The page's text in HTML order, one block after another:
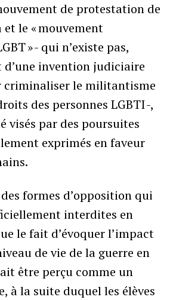
de protestation de
et le « mouvement
» - qui n’existe pas,
d’une invention judiciaire
criminaliser le militantisme
des personnes LGBTI -,
visés par des poursuites
exprimés en faveur
formes d’opposition qui
interdites en
le fait d’évoquer l’impact
de vie de la guerre en
être perçu comme un
à la suite duquel les élèves